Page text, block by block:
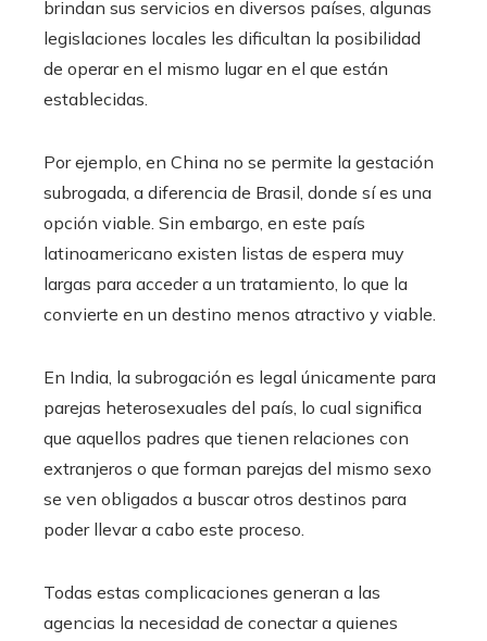
brindan sus servicios en diversos países, algunas
legislaciones locales les dificultan la posibilidad
de operar en el mismo lugar en el que están
establecidas.
Por ejemplo, en China no se permite la gestación
subrogada, a diferencia de Brasil, donde sí es una
opción viable. Sin embargo, en este país
latinoamericano existen listas de espera muy
largas para acceder a un tratamiento, lo que la
convierte en un destino menos atractivo y viable.
En India, la subrogación es legal únicamente para
parejas heterosexuales del país, lo cual significa
que aquellos padres que tienen relaciones con
extranjeros o que forman parejas del mismo sexo
se ven obligados a buscar otros destinos para
poder llevar a cabo este proceso.
Todas estas complicaciones generan a las
agencias la necesidad de conectar a quienes